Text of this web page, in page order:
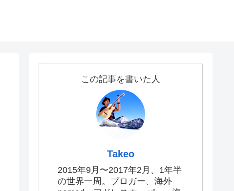
この記事を書いた人
Takeo
2015年9月〜2017年2月、1年半
の世界一周。ブロガー、海外